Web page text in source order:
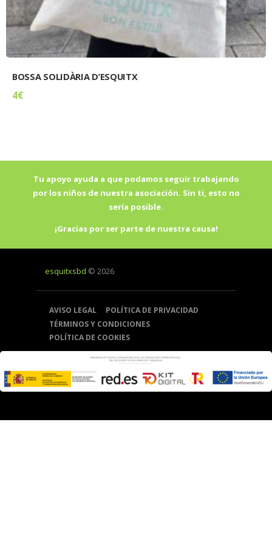
BOSSA SOLIDÀRIA D’ESQUITX
4€
Tu apoyo ayuda a que podamos seguir trabajando
por los niños de nuestra asociación. Sin ti, esto no
sería posible.
¡Gracias por ser parte de nuestra causa!
esquitxsbd © 2026
AVISO LEGAL
POLÍTICA DE PRIVACIDAD
TÉRMINOS Y CONDICIONES
POLÍTICA DE COOKIES